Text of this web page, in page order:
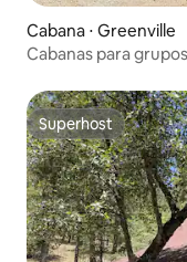
Cabana ⋅ Greenville
Cabanas para
Superhost
Superhost